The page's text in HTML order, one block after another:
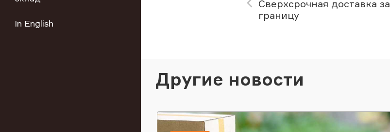
In English
Сверхсрочная доставка за
границу
Другие новости